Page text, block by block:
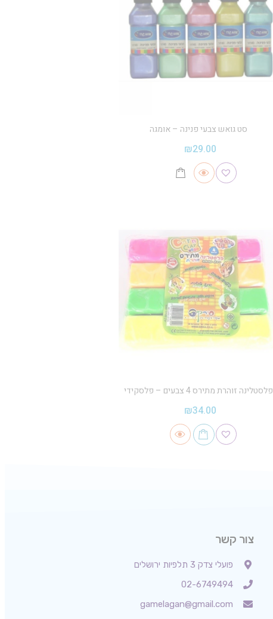
סט גואש צבעי פנינה – אומגה
₪29.00
פלסטלינה זוהרת מתירס 4 צבעים – פלסקידי
₪34.00
צור קשר
פועלי צדק 3 תלפיות ירושלים
02-6749494
gamelagan@gmail.com